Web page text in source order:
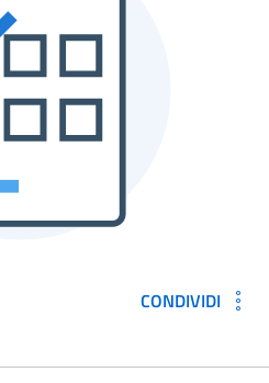
CONDIVIDI